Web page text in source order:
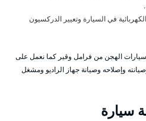
في السيارة وتعيير الدركسيون
سيارات الهجن من فرامل وقير كما نعمل على
وإصلاحه وصيانة جهاز الراديو ومشغل
سيارة